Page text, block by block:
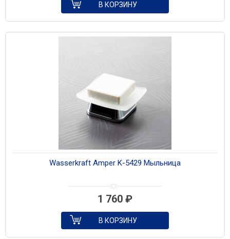
В КОРЗИНУ
Wasserkraft Amper K-5429 Мыльница
1 760 ₽
В КОРЗИНУ